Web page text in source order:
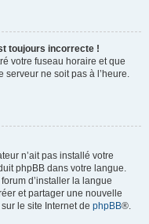
toujours incorrecte !
votre fuseau horaire et que
serveur ne soit pas à l’heure.
n’ait pas installé votre
phpBB dans votre langue.
d’installer la langue
et partager une nouvelle
le site Internet de phpBB®.